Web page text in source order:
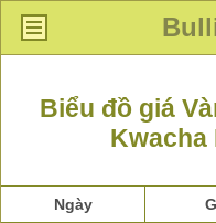
Biểu đồ giá
Kwacha
Ngày